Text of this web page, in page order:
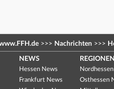
>>> Nachrichten >>>
NEWS
Hessen News
Frankfurt News
REGIONEN
Osthessen